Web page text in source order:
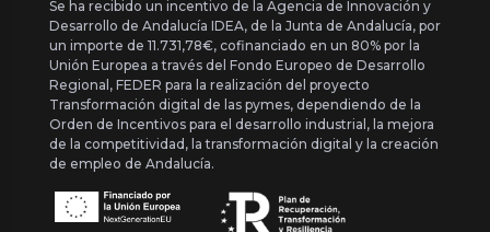
Se ha recibido un incentivo de la Agencia de Innovación y
Desarrollo de Andalucía IDEA, de la Junta de Andalucía, por
un importe de 11.731,78€, cofinanciado en un 80% por la
Unión Europea a través del Fondo Europeo de Desarrollo
Regional, FEDER para la realización del proyecto
Transformación digital de las pymes, dependiendo de la
Orden de Incentivos para el desarrollo industrial, la mejora
de la competitividad, la transformación digital y la creación
de empleo de Andalucía.